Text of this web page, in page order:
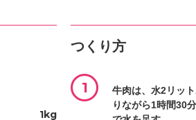
1kg
つくり方
1
牛肉は、水2リッ
りながら1時間30